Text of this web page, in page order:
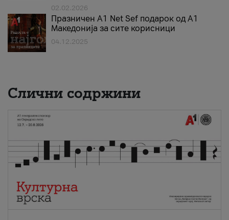
02.02.2026
Празничен A1 Net Sеf подарок од А1
Македонија за сите корисници
04.12.2025
Слични содржини